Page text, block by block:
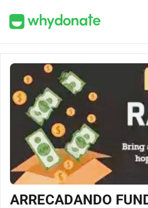
ARRECADANDO